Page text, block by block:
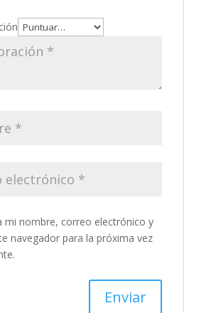
mi nombre, correo electrónico y
navegador para la próxima vez